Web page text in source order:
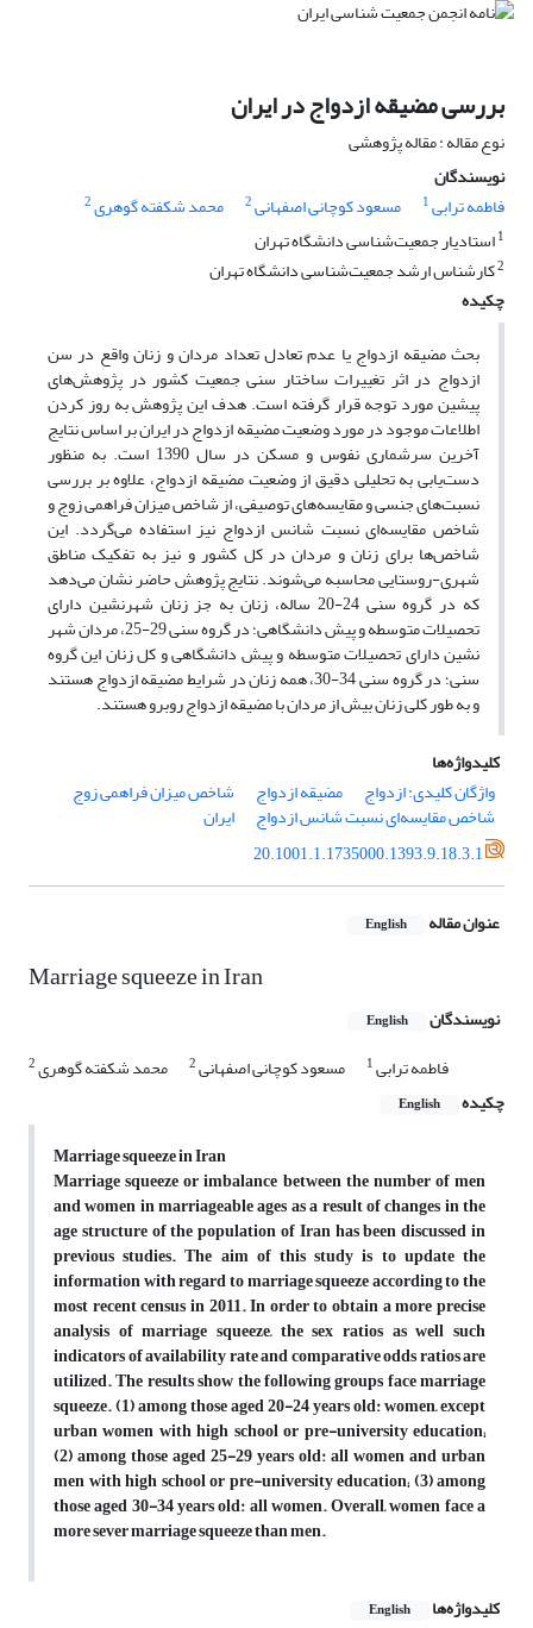
بررسی مضیقه‌ ازدواج در ایران
نوع مقاله : مقاله پژوهشی
نویسندگان
فاطمه ترابی1 مسعود کوچانی اصفهانی2 محمد شکفته گوهری2
1استادیار جمعیت‌شناسی دانشگاه تهران
2کارشناس ارشد جمعیت‌شناسی دانشگاه تهران
چکیده
بحث مضیقه ازدواج یا عدم تعادل تعداد مردان و زنان واقع در سن
ازدواج در اثر تغییرات ساختار سنی جمعیت کشور در پژوهش‌های
پیشین مورد توجه قرار گرفته است. هدف این پژوهش به روز کردن
اطلاعات موجود در مورد وضعیت مضیقه ازدواج در ایران بر اساس نتایج
آخرین سرشماری نفوس و مسکن در سال 1390 است. به منظور
دست‌یابی به تحلیلی دقیق از وضعیت مضیقه ازدواج، علاوه بر بررسی
نسبت‌های جنسی و مقایسه‌های توصیفی، از شاخص میزان فراهمی زوج و
شاخص مقایسه‌ای نسبت شانس ازدواج نیز استفاده می‌گردد. این
شاخص‌ها برای زنان و مردان در کل کشور و نیز به تفکیک مناطق
شهری-روستایی محاسبه می‌شوند. نتایج پژوهش حاضر نشان می‌دهد
که در گروه سنی 24-20 ساله، زنان به جز زنان شهرنشین دارای
تحصیلات متوسطه و پیش دانشگاهی؛ در گروه سنی 29-25، مردان شهر
نشین دارای تحصیلات متوسطه و پیش دانشگاهی و کل زنان این گروه
سنی؛ در گروه سنی 34-30، همه زنان در شرایط مضیقه ازدواج هستند
و به طور کلی زنان بیش از مردان با مضیقه ازدواج روبرو هستند.
کلیدواژه‌ها
واژگان کلیدی: ازدواج
مضیقه ازدواج شاخص میزان فراهمی زوج
شاخص مقایسه‌ای نسبت شانس ازدواج
ایران
20.1001.1.1735000.1393.9.18.3.1
عنوان مقاله English
Marriage squeeze in Iran
نویسندگان English
فاطمه ترابی1 مسعود کوچانی اصفهانی2 محمد شکفته گوهری2
چکیده English
Marriage squeeze in Iran
Marriage squeeze or imbalance between the number of men
and women in marriageable ages as a result of changes in the
age structure of the population of Iran has been discussed in
previous studies. The aim of this study is to update the
information with regard to marriage squeeze according to the
most recent census in 2011. In order to obtain a more precise
analysis of marriage squeeze, the sex ratios as well such
indicators of availability rate and comparative odds ratios are
utilized. The results show the following groups face marriage
squeeze. (1) among those aged 20-24 years old: women, except
urban women with high school or pre-university education;
(2) among those aged 25-29 years old: all women and urban
men with high school or pre-university education; (3) among
those aged 30-34 years old: all women. Overall, women face a
more sever marriage squeeze than men.
کلیدواژه‌ها English